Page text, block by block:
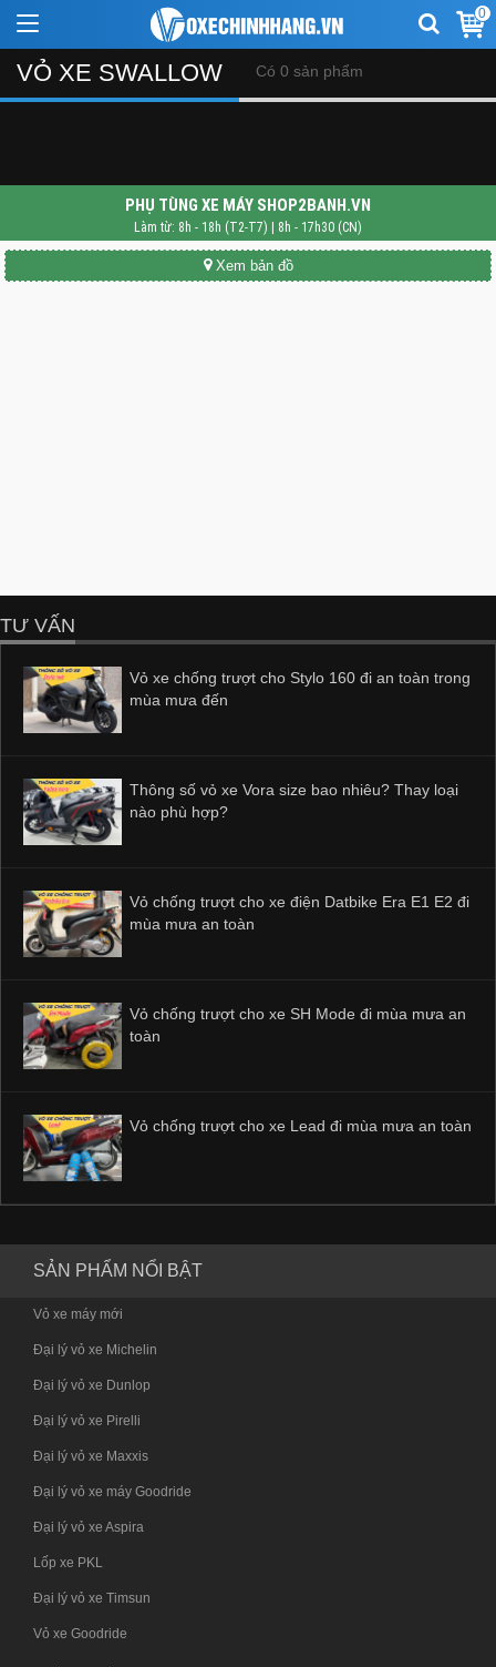
0
VỎ XE SWALLOW Có 0 sản phẩm
PHỤ TÙNG XE MÁY SHOP2BANH.VN
Làm từ: 8h - 18h (T2-T7) | 8h - 17h30 (CN)
Xem bản đồ
TƯ VẤN
Vỏ xe chống trượt cho Stylo 160 đi an toàn trong
mùa mưa đến
Thông số vỏ xe Vora size bao nhiêu? Thay loại
nào phù hợp?
Vỏ chống trượt cho xe điện Datbike Era E1 E2 đi
mùa mưa an toàn
Vỏ chống trượt cho xe SH Mode đi mùa mưa an
toàn
Vỏ chống trượt cho xe Lead đi mùa mưa an toàn
SẢN PHẨM NỔI BẬT
Vỏ xe máy mới
Đại lý vỏ xe Michelin
Đại lý vỏ xe Dunlop
Đại lý vỏ xe Pirelli
Đại lý vỏ xe Maxxis
Đại lý vỏ xe máy Goodride
Đại lý vỏ xe Aspira
Lốp xe PKL
Đại lý vỏ xe Timsun
Vỏ xe Goodride